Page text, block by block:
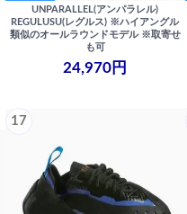
UNPARALLEL(アンパラレル)
REGULUSU(レグルス) ※ハイアングル
類似のオールラウンドモデル ※取寄せ
も可
24,970円
17